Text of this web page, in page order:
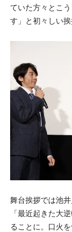
ていた方々とこ
す」と初々しい
舞台挨拶では池
「最近起きた大
ることに。口火